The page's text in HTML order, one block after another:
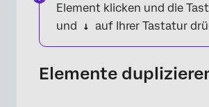
Element klicken und die
und ↓ auf Ihrer Tastatur
Elemente